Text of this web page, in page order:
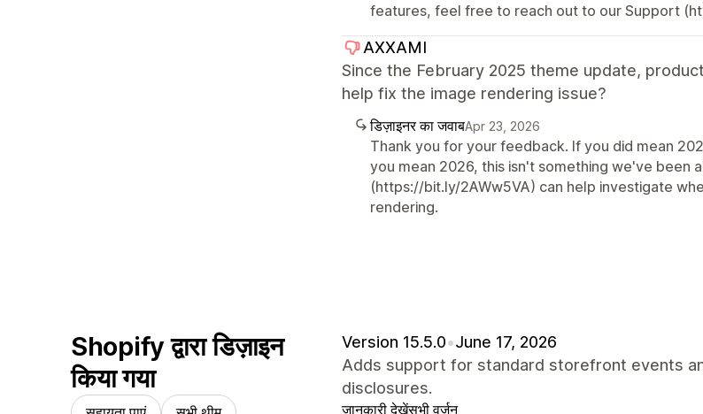
features, feel free to reach out to our Support
AXXAMI
Since the February 2025 theme update,
help fix the image rendering issue?
डिज़ाइनर का जवाबApr 23, 2026
Thank you for your feedback. If you did mean
you mean 2026, this isn't something we've been
(https://bit.ly/2AWw5VA) can help investigate
rendering.
Shopify द्वारा डिज़ाइन
किया गया
Version 15.5.0•June 17, 2026
Adds support for standard storefront events
disclosures.
जानकारी देखेंसभी वर्ज़न